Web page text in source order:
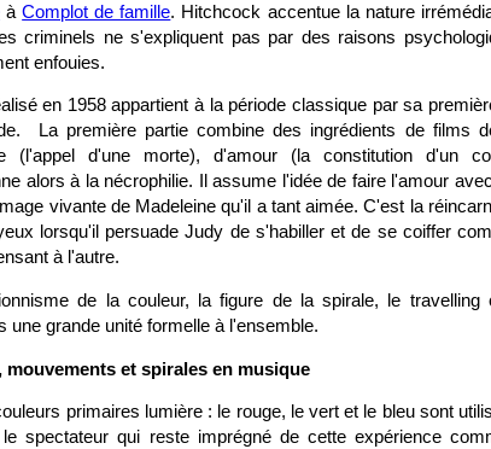
àComplot de famille. Hitchcock accentue la nature
criminels ne s'expliquent pas par des raisons
enfouies.
en 1958 appartient à la période classique par sa
La première partie combine des ingrédients de films
(l'appel d'une morte), d'amour (la constitution d'un
alors à la nécrophilie. Il assume l'idée de faire l'amour
vivante de Madeleine qu'il a tant aimée. C'est la
lorsqu'il persuade Judy de s'habiller et de se coiffer
à l'autre.
de la couleur, la figure de la spirale, le
une grande unité formelle à l'ensemble.
mouvements et spirales en musique
primaires lumière : le rouge, le vert et le bleu sont
le spectateur qui reste imprégné de cette expérience